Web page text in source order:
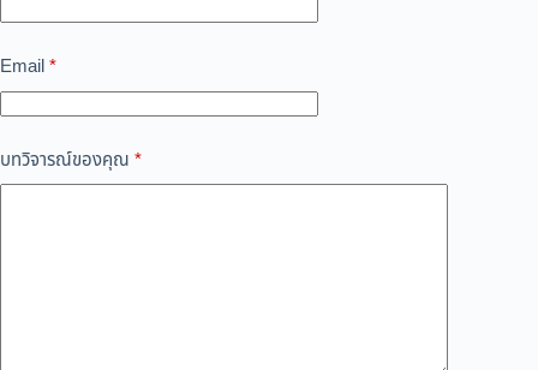
Email*
บทวิจารณ์ของคุณ *